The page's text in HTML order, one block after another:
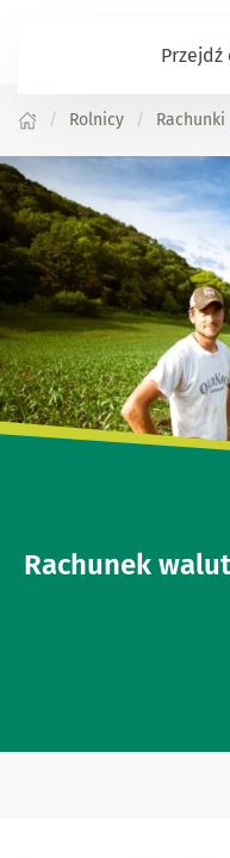
Przejdź
Rolnicy Rachunki
Rachunek